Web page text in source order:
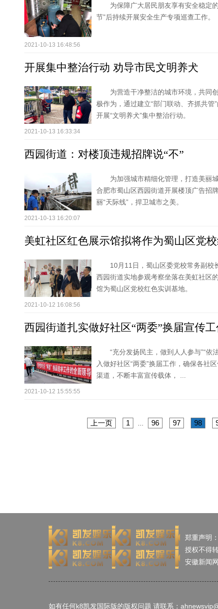
为保障广大居民朋友享有安全稳定
节”后持续开展安全生产专项巡查工作。
2021-10-13 16:48:56
开展集中整治行动 劝导市民文明养犬
为营造干净整洁的城市环境，共同
极作为，通过建立“部门联动、齐抓共
开展“文明养犬”集中整治行动。
2021-10-13 16:33:34
西园街道：对楼顶违规招牌说“不”
为加强城市精细化管理，打造美丽
合肥市蜀山区西园街道开展楼顶广告招
丽“天际线”，捍卫城市之美。
2021-10-13 16:20:07
美虹社区红色展示馆拟将作为蜀山区党
10月11日，蜀山区委党校常务副校
西园街道实地参观考察坐落在美虹社区
馆为蜀山区党校红色实训基地。
2021-10-12 16:08:56
西园街道扎实做好社区“两委”换届宣传
“充分发扬民主，做到人人参与”“
入做好社区“两委”换届工作，确保各社
渠道，不断丰富宣传载体， ...
2021-10-12 15:55:55
上一页 1 96 97 98
郑重声明
授权不得
安徽新闻
如有任何k8凯发国际版的版权问题 请联系：